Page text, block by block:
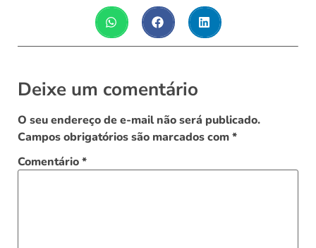
Deixe um comentário
O seu endereço de e-mail não será publicado.
Campos obrigatórios são marcados com*
Comentário*